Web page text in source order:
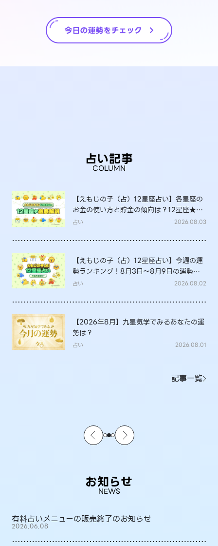
占い記事
COLUMN
【えもじの子（占）12星座占い】各星座の
お金の使い方と貯金の傾向は？12星座★徹
底解説
占い 2026.08.03
【えもじの子（占）12星座占い】今週の運
勢ランキング！8月3日～8月9日の運勢
は？
占い 2026.08.02
【2026年8月】九星気学でみるあなたの運
勢は？
占い 2026.08.01
記事一覧
お知らせ
NEWS
有料占いメニューの販売終了のお知らせ
2026.06.08